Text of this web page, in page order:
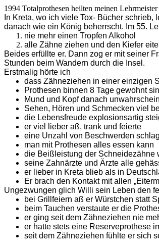
1994 Totalprothesen heilten meinen Lehrmeister
In Kreta, wo ich viele Tox- Bücher
danach wie ein König beherrscht. Im 55.
nie mehr einen Tropfen Alkohol
alle Zähne ziehen und den Kiefer
Beides erfüllte er. Dann zog er mit seiner
Stunden beim Wandern durch die Insel.
Erstmalig hörte ich
dass Zähneziehen in einer einzigen
Prothesen binnen 8 Tage gewohnt
Mund und Kopf danach
Sehen, Hören und Schmecken viel
die Lebensfreude explosionsartig
er viel lieber aß, trank und feierte
eine Unzahl von Beschwerden
man mit Prothesen alles essen kann
die Beißleistung der Schneidezähne
seine Zahnärzte und Ärzte alle
er lieber in Kreta blieb als in
Er brach den Kontakt mit allen
Ungezwungen glich Willi sein Leben den
bei Grillfeiern aß er Würstchen statt
beim Tauchen verstaute er die
er ging seit dem Zähneziehen nie
er hatte stets eine Reserveprothese
seit dem Zähneziehen fühlte er sich